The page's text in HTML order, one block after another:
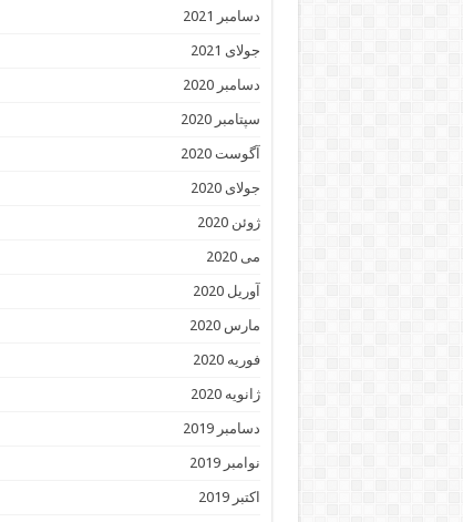
دسامبر 2021
جولای 2021
دسامبر 2020
سپتامبر 2020
آگوست 2020
جولای 2020
ژوئن 2020
می 2020
آوریل 2020
مارس 2020
فوریه 2020
ژانویه 2020
دسامبر 2019
نوامبر 2019
اکتبر 2019